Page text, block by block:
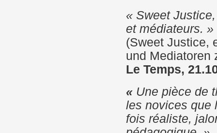
« Sweet
et médiateurs. »
(Sweet Justice,
und Mediatoren
Le Temps,
« Une pièce de
les novices que
fois réaliste,